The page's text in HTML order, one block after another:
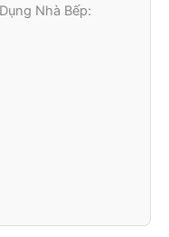
Nhà Bếp: